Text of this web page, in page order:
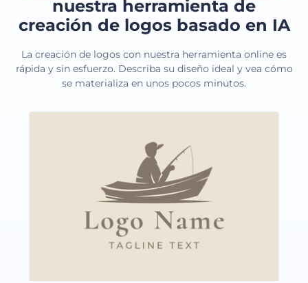
nuestra herramienta de
creación de logos basado en IA
La creación de logos con nuestra herramienta online es
rápida y sin esfuerzo. Describa su diseño ideal y vea cómo
se materializa en unos pocos minutos.